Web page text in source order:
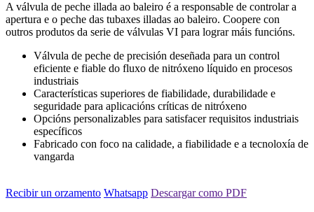
A válvula de peche illada ao baleiro é a responsable de controlar a
apertura e o peche das tubaxes illadas ao baleiro. Coopere con
outros produtos da serie de válvulas VI para lograr máis funcións.
Válvula de peche de precisión deseñada para un control
eficiente e fiable do fluxo de nitróxeno líquido en procesos
industriais
Características superiores de fiabilidade, durabilidade e
seguridade para aplicacións críticas de nitróxeno
Opcións personalizables para satisfacer requisitos industriais
específicos
Fabricado con foco na calidade, a fiabilidade e a tecnoloxía de
vangarda
Recibir un orzamento Whatsapp Descargar como PDF